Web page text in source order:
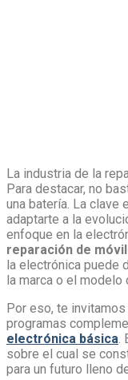
La industria de la
Para destacar, no
una batería. La clave
adaptarte a la
enfoque en la
reparación de
la electrónica puede
la marca o el modelo
Por eso, te
programas
electrónica básica
sobre el cual se
para un futuro lleno